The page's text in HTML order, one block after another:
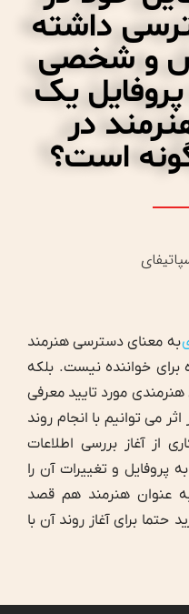
داشته
و شخصی
یک
در
است؟
به معنای دسترسی هنرمند
برای خواننده نیست. بلکه
هنرمندی مورد تایید معرفی
می توانیم با انجام روند
از آغاز بررسی اطلاعات
پروفایل و تغییرات آن را
عنوان هنرمند هم قصد
حتما برای آغاز روند آن با